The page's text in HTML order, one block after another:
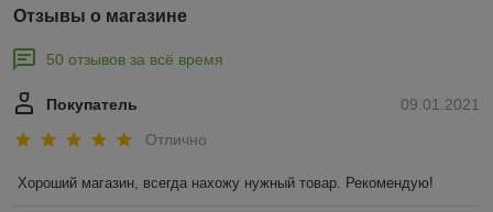
Отзывы о магазине
50 отзывов за всё время
09.01.2021
Покупатель
Отлично
Хороший магазин, всегда нахожу нужный товар. Рекомендую!